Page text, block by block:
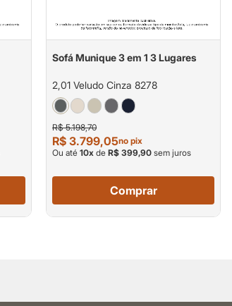
Sofá Munique 3 em 1 3 Lugares
2,01 Veludo Cinza 8278
R$ 5.198,70
R$ 3.799,05no pix
Ou até10x deR$ 399,90 sem juros
Comprar